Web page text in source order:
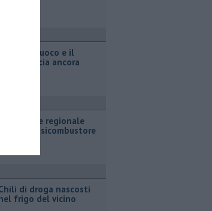
Notte di fuoco e il
bosco brucia ancora
L'assessore regionale
boccia l'ossicombustore
di droga nascosti
frigo del vicino